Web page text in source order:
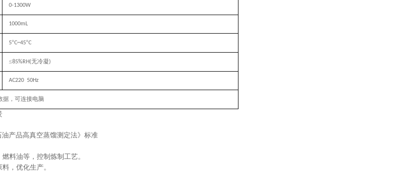
0-1300W
1000mL
5°C~45°C
≤85%RH(无冷凝)
AC220 50Hz
据，可连接电脑
油产品高真空蒸馏测定法》 标准
燃料油等，控制炼制工艺。
，优化生产。